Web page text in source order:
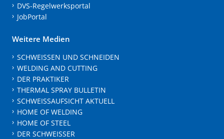
DVS-Regelwerksportal
JobPortal
Weitere Medien
SCHWEISSEN UND SCHNEIDEN
WELDING AND CUTTING
DER PRAKTIKER
THERMAL SPRAY BULLETIN
SCHWEISSAUFSICHT AKTUELL
HOME OF WELDING
HOME OF STEEL
DER SCHWEISSER